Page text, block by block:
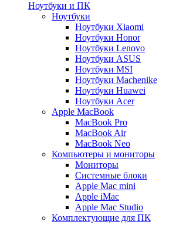
Ноутбуки и ПК
Ноутбуки
Ноутбуки Xiaomi
Ноутбуки Honor
Ноутбуки Lenovo
Ноутбуки ASUS
Ноутбуки MSI
Ноутбуки Machenike
Ноутбуки Huawei
Ноутбуки Acer
Apple MacBook
MacBook Pro
MacBook Air
MacBook Neo
Компьютеры и мониторы
Мониторы
Системные блоки
Apple Mac mini
Apple iMac
Apple Mac Studio
Комплектующие для ПК